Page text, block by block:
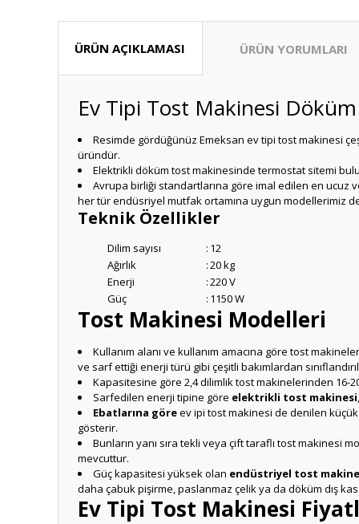
ÜRÜN AÇIKLAMASI ÜRÜN YORUMLARI
Ev Tipi Tost Makinesi Döküm
Resimde gördüğünüz Emeksan ev tipi tost makinesi
üründür.
Elektrikli döküm tost makinesinde termostat sitemi
Avrupa birliği standartlarına göre imal edilen en ucuz
her tür endüsriyel mutfak ortamına uygun modellerimiz
Teknik Özellikler
Dilim sayısı : 12
Ağırlık
:20 kg
Enerji
:220 V
Güç
: 1150 W
Tost Makinesi Modelleri
Kullanım alanı ve kullanım amacına göre tost
ve sarf ettiği enerji türü gibi çeşitli bakımlardan
Kapasitesine göre 2,4 dilimlik tost makinelerinden 16-
Sarfedilen enerji tipine göre elektrikli tost makinesi,
Ebatlarına göreev ipi tost makinesi de denilen
gösterir.
Bunların yanı sıra tekli veya çift taraflı tost makinesi
mevcuttur.
Güç kapasitesi yüksek olan endüstriyel tost
daha çabuk pişirme, paslanmaz çelik ya da döküm dış
Ev Tipi Tost Makinesi